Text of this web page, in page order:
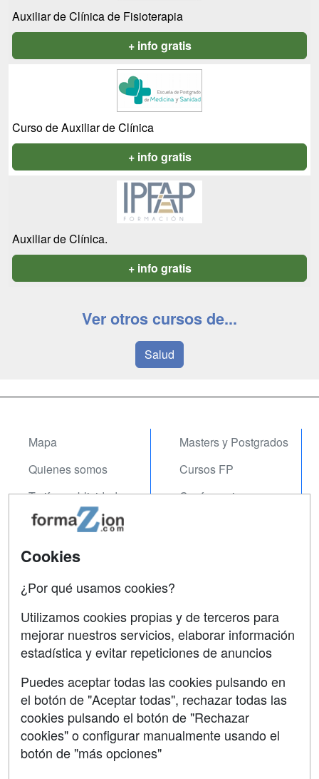
Auxiliar de Clínica de Fisioterapia
+ info gratis
Curso de Auxiliar de Clínica
+ info gratis
Auxiliar de Clínica.
+ info gratis
Ver otros cursos de...
Salud
Mapa
Quienes somos
Tarifas publicidad
Acceso Usuarios
Acceso Centros
Masters y Postgrados
Cursos FP
Conferencias
Contactar
Confidencialidad
Aviso legal
Copyleft
Cookies
¿Por qué usamos cookies?
Utilizamos cookies propias y de terceros para
mejorar nuestros servicios, elaborar información
estadística y evitar repeticiones de anuncios
Puedes aceptar todas las cookies pulsando en
el botón de "Aceptar todas", rechazar todas las
cookies pulsando el botón de "Rechazar
cookies" o configurar manualmente usando el
botón de "más opciones"